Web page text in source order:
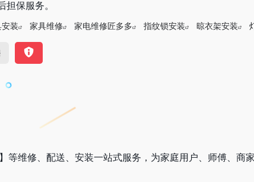
担保服务。
装 家具维修 家电维修匠多多 指纹锁安装 晾衣架安装
维修、配送、安装一站式服务，为家庭用户、师傅、商